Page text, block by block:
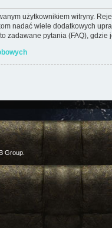
użytkownikiem witryny.
nadać wiele dodatkowych
zadawane pytania (FAQ),
Group.